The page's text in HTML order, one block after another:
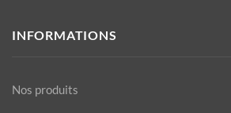
INFORMATIONS
Nos produits